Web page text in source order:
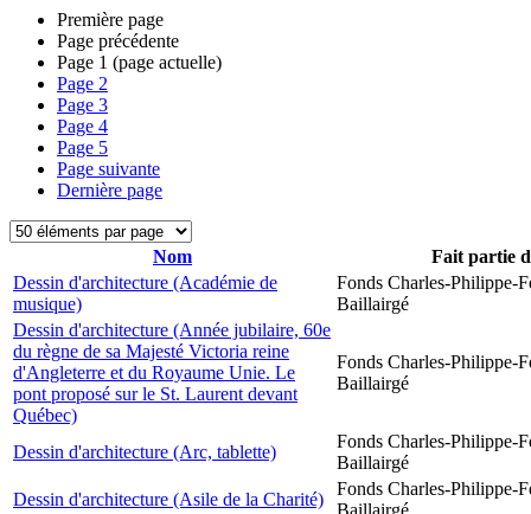
Première page
Page précédente
Page 1 (page actuelle)
Page 2
Page 3
Page 4
Page 5
Page suivante
Dernière page
Nom
Fait partie
Dessin d'architecture (Académie de
musique)
Fonds Charles-Philippe-
Baillairgé
Dessin d'architecture (Année jubilaire, 60e
du règne de sa Majesté Victoria reine
d'Angleterre et du Royaume Unie. Le
pont proposé sur le St. Laurent devant
Québec)
Fonds Charles-Philippe-
Baillairgé
Dessin d'architecture (Arc, tablette)
Fonds Charles-Philippe-
Baillairgé
Dessin d'architecture (Asile de la Charité)
Fonds Charles-Philippe-
Baillairgé